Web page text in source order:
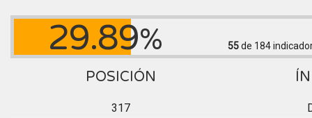
29.89% 55de 184
POSICIÓN
317